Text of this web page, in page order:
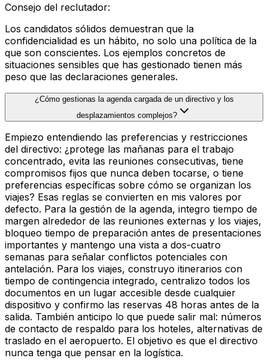
Consejo del reclutador:
Los candidatos sólidos demuestran que la
confidencialidad es un hábito, no solo una política de la
que son conscientes. Los ejemplos concretos de
situaciones sensibles que has gestionado tienen más
peso que las declaraciones generales.
¿Cómo gestionas la agenda cargada de un directivo y los
desplazamientos complejos?
Empiezo entendiendo las preferencias y restricciones
del directivo: ¿protege las mañanas para el trabajo
concentrado, evita las reuniones consecutivas, tiene
compromisos fijos que nunca deben tocarse, o tiene
preferencias específicas sobre cómo se organizan los
viajes? Esas reglas se convierten en mis valores por
defecto. Para la gestión de la agenda, integro tiempo de
margen alrededor de las reuniones externas y los viajes,
bloqueo tiempo de preparación antes de presentaciones
importantes y mantengo una vista a dos-cuatro
semanas para señalar conflictos potenciales con
antelación. Para los viajes, construyo itinerarios con
tiempo de contingencia integrado, centralizo todos los
documentos en un lugar accesible desde cualquier
dispositivo y confirmo las reservas 48 horas antes de la
salida. También anticipo lo que puede salir mal: números
de contacto de respaldo para los hoteles, alternativas de
traslado en el aeropuerto. El objetivo es que el directivo
nunca tenga que pensar en la logística.